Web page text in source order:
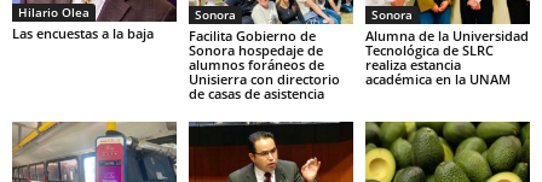
Hilario Olea
Las encuestas a la baja
Sonora
Facilita Gobierno de
Sonora hospedaje de
alumnos foráneos de
Unisierra con directorio
de casas de asistencia
Sonora
Alumna de la Universidad
Tecnológica de SLRC
realiza estancia
académica en la UNAM